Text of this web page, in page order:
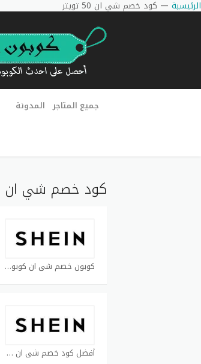
الرئيسية — كود خصم شي ان 50 تويتر
جميع المتاجر المدونة
كود خصم شي ان 50 تويتر
كوبون خصم شي ان كوبون
أفضل كود خصم شي ان كوبون